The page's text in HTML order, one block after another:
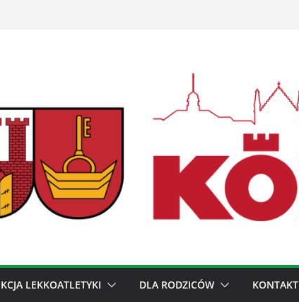
LEKKOATLETYKI DLA RODZICÓW KONTAKT